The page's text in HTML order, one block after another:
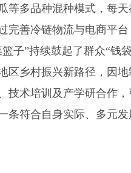
等多品种混种模式，每
完善冷链物流与电商平
子”持续鼓起了群众“钱袋
区乡村振兴新路径，因
技术培训及产学研合作
条符合自身实际、多元发